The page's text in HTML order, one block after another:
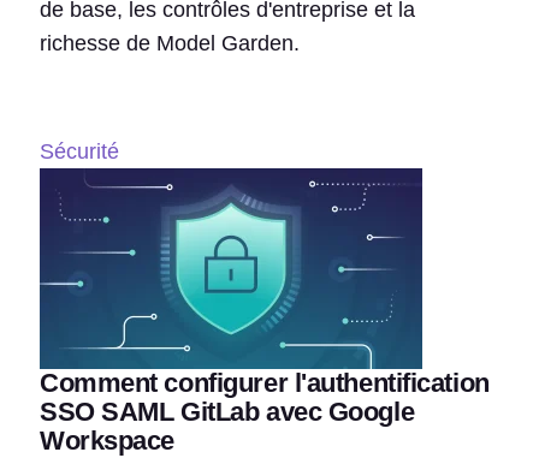
de base, les contrôles d'entreprise et la
richesse de Model Garden.
Sécurité
Comment configurer l'authentification
SSO SAML GitLab avec Google
Workspace